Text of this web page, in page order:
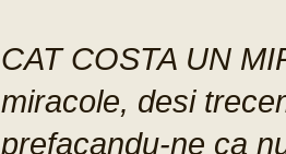
CAT COSTA UN
miracole, desi
prefacandu-ne ca